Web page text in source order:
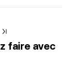
faire avec